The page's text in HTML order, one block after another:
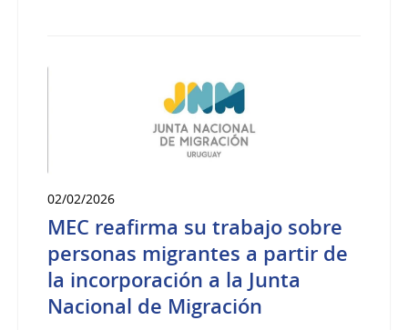
02/02/2026
MEC reafirma su trabajo sobre
personas migrantes a partir de
la incorporación a la Junta
Nacional de Migración